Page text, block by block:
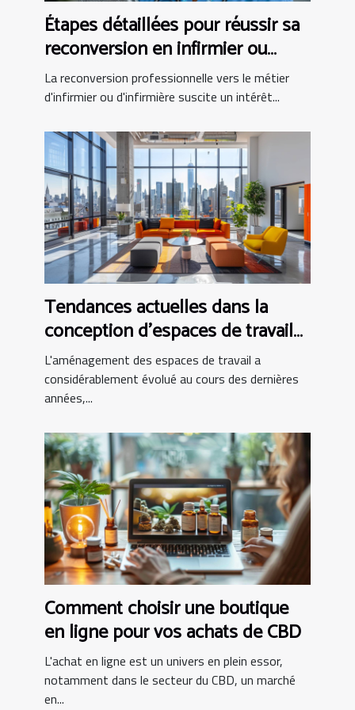
Étapes détaillées pour réussir sa
reconversion en infirmier ou
infirmière
La reconversion professionnelle vers le métier
d'infirmier ou d'infirmière suscite un intérêt...
Tendances actuelles dans la
conception d'espaces de travail
modernes
L'aménagement des espaces de travail a
considérablement évolué au cours des dernières
années,...
Comment choisir une boutique
en ligne pour vos achats de CBD
L'achat en ligne est un univers en plein essor,
notamment dans le secteur du CBD, un marché
en...